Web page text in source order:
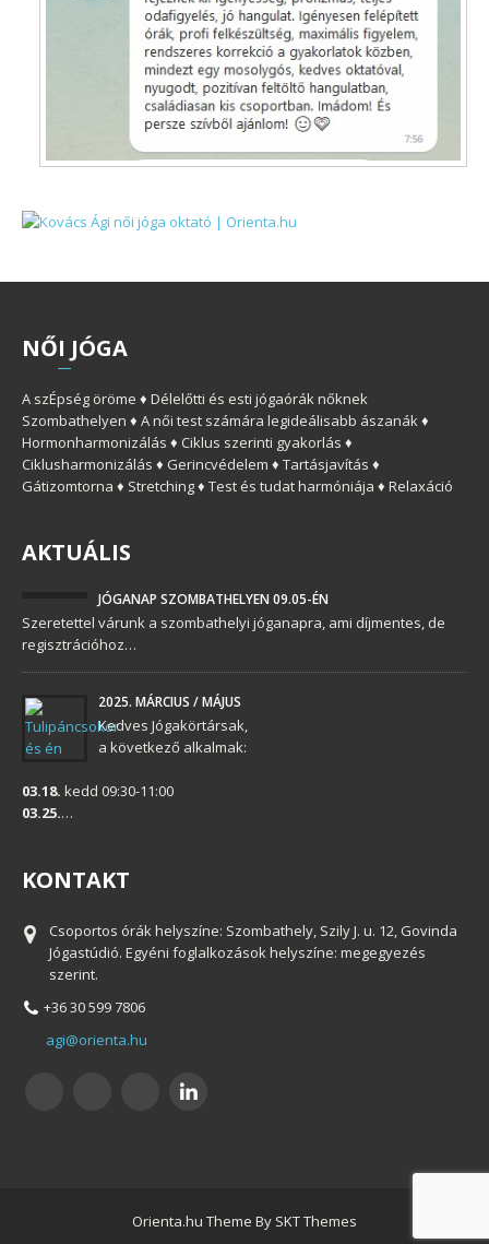
NŐI JÓGA
A szÉpség öröme ♦ Délelőtti és esti jógaórák nőknek
Szombathelyen ♦ A női test számára legideálisabb ászanák ♦
Hormonharmonizálás ♦ Ciklus szerinti gyakorlás ♦
Ciklusharmonizálás ♦ Gerincvédelem ♦ Tartásjavítás ♦
Gátizomtorna ♦ Stretching ♦ Test és tudat harmóniája ♦ Relaxáció
AKTUÁLIS
JÓGANAP SZOMBATHELYEN 09.05-ÉN
Szeretettel várunk a szombathelyi jóganapra, ami díjmentes, de
regisztrációhoz…
2025. MÁRCIUS / MÁJUS
Kedves Jógakörtársak,
a következő alkalmak:
03.18. kedd 09:30-11:00
03.25.…
KONTAKT
Csoportos órák helyszíne: Szombathely, Szily J. u. 12, Govinda
Jógastúdió. Egyéni foglalkozások helyszíne: megegyezés
szerint.
+36 30 599 7806
agi@orienta.hu
Orienta.hu Theme By SKT Themes